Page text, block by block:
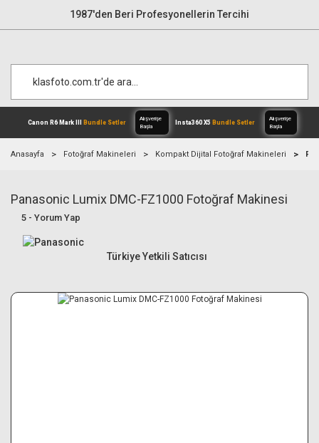
1987'den Beri Profesyonellerin Tercihi
Canon R6 Mark IIIBundle Setler
Alışverişe
Anasayfa Fotoğraf Makineleri Kompakt Dijital Fotoğraf Makineleri
Panasonic Lumix DMC-FZ1000 Fotoğraf Makinesi
5 - Yorum Yap
Türkiye Yetkili Satıcısı